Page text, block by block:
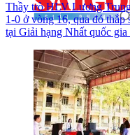
Thầy trò HLV Lương
1-0 ở vòng 16, qua đó thắp
tại Giải hạng Nhất quốc gia